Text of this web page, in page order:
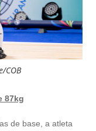
COB
87kg
de base, a atleta